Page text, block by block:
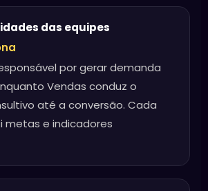
das equipes
por gerar demanda
Vendas conduz o
até a conversão. Cada
metas e indicadores